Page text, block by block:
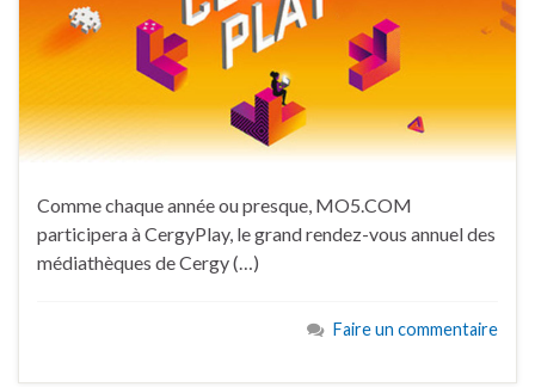
Comme chaque année ou presque, MO5.COM
participera à CergyPlay, le grand rendez-vous annuel des
médiathèques de Cergy (…)
Faire un commentaire